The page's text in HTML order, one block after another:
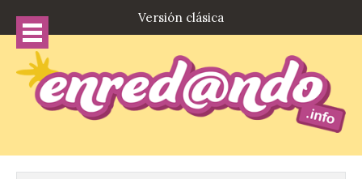
Versión clásica